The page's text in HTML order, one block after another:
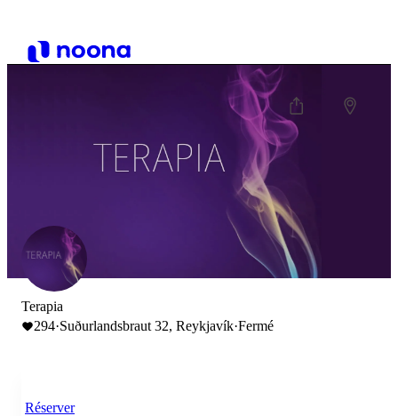
Terapia
294·Suðurlandsbraut 32, Reykjavík·Fermé
Réserver